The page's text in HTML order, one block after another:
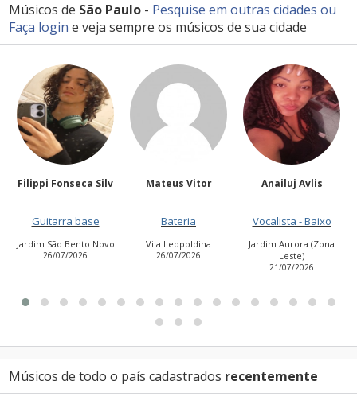
Músicos de São Paulo - Pesquise em outras cidades ou
Faça login e veja sempre os músicos de sua cidade
Filippi Fonseca Silv
Guitarra base
Jardim São Bento Novo
26/07/2026
Mateus Vitor
Bateria
Vila Leopoldina
26/07/2026
Anailuj Avlis
Vocalista - Baixo
Jardim Aurora (Zona
Leste)
21/07/2026
Músicos de todo o país cadastrados recentemente